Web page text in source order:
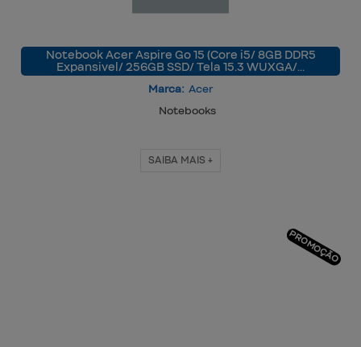
Notebook Acer Aspire Go 15 (Core i5/ 8GB DDR5
Expansivel/ 256GB SSD/ Tela 15.3 WUXGA/…
Marca: Acer
Notebooks
SAIBA MAIS +
PROMOÇÃO